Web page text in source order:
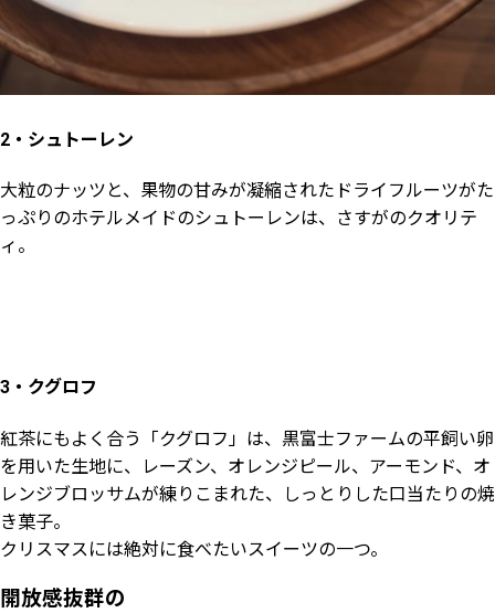
2・シュトーレン
大粒のナッツと、果物の甘みが凝縮されたドライフルーツがた
っぷりのホテルメイドのシュトーレンは、さすがのクオリテ
ィ。
3・クグロフ
紅茶にもよく合う「クグロフ」は、黒富士ファームの平飼い卵
を用いた生地に、レーズン、オレンジピール、アーモンド、オ
レンジブロッサムが練りこまれた、しっとりした口当たりの焼
き菓子。
クリスマスには絶対に食べたいスイーツの一つ。
開放感抜群の